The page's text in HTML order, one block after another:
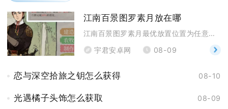
江南百景图罗素月放在哪
江南百景图罗素月最优放置位置为任意府城的炼丹炉，长
宇君安卓网
08-09
恋与深空拾旅之钥怎么获得 08-10
光遇橘子头饰怎么获取 08-09